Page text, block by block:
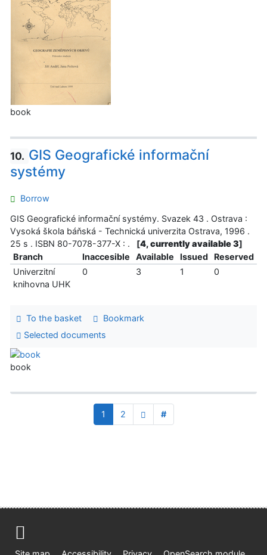
book
10. GIS Geografické informační
systémy
Borrow
GIS Geografické informační systémy. Svazek 43 . Ostrava :
Vysoká škola báňská - Technická univerzita Ostrava, 1996 .
25 s . ISBN 80-7078-377-X : .
[4, currently available 3]
Branch
Inaccesible Available Issued
Reserved
Univerzitní
knihovna UHK
0 3 1 0
To the basket
Bookmark
Selected documents
book
1 2 #